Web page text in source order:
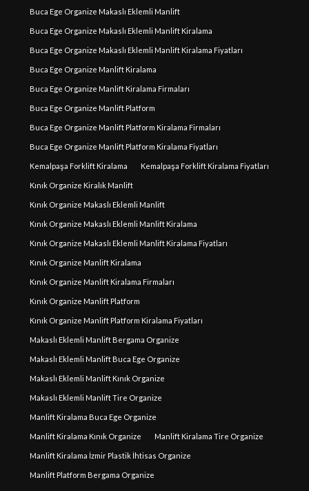
Buca Ege Organize Makaslı Eklemli Manlift
Buca Ege Organize Makaslı Eklemli Manlift Kiralama
Buca Ege Organize Makaslı Eklemli Manlift Kiralama Fiyatları
Buca Ege Organize Manlift Kiralama
Buca Ege Organize Manlift Kiralama Firmaları
Buca Ege Organize Manlift Platform
Buca Ege Organize Manlift Platform Kiralama Firmaları
Buca Ege Organize Manlift Platform Kiralama Fiyatları
Kemalpaşa Forklift Kiralama Kemalpaşa Forklift Kiralama Fiyatları
Kınık Organize Kiralık Manlift
Kınık Organize Makaslı Eklemli Manlift
Kınık Organize Makaslı Eklemli Manlift Kiralama
Kınık Organize Makaslı Eklemli Manlift Kiralama Fiyatları
Kınık Organize Manlift Kiralama
Kınık Organize Manlift Kiralama Firmaları
Kınık Organize Manlift Platform
Kınık Organize Manlift Platform Kiralama Fiyatları
Makaslı Eklemli Manlift Bergama Organize
Makaslı Eklemli Manlift Buca Ege Organize
Makaslı Eklemli Manlift Kınık Organize
Makaslı Eklemli Manlift Tire Organize
Manlift Kiralama Buca Ege Organize
Manlift Kiralama Kınık Organize Manlift Kiralama Tire Organize
Manlift Kiralama İzmir Plastik İhtisas Organize
Manlift Platform Bergama Organize